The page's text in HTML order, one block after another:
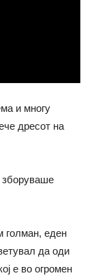
и многу
дресот на
зборуваше
голман, еден
да оди
е во огромен